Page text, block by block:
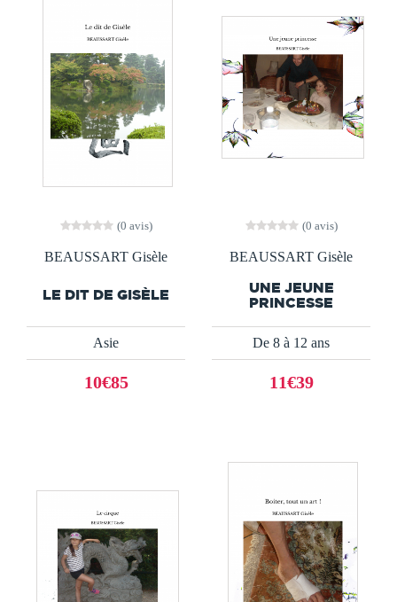
(0 avis)
BEAUSSART Gisèle
LE DIT DE GISÈLE
Asie
10€85
(0 avis)
BEAUSSART Gisèle
UNE JEUNE
PRINCESSE
De 8 à 12 ans
11€39